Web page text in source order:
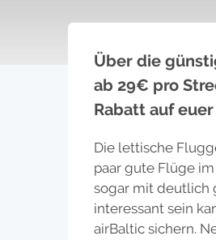
Über die
ab 29€ pro
Rabatt auf
Die lettische
paar gute Flüge
sogar mit deutlich
interessant sein
airBaltic sichern.